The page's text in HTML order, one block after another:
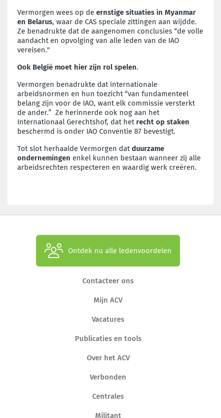
Vermorgen wees op de ernstige situaties in Myanmar
en Belarus, waar de CAS speciale zittingen aan wijdde.
Ze benadrukte dat de aangenomen conclusies “de volle
aandacht en opvolging van alle leden van de IAO
vereisen."
Ook België moet hier zijn rol spelen.
Vermorgen benadrukte dat internationale
arbeidsnormen en hun toezicht “van fundamenteel
belang zijn voor de IAO, want elk commissie versterkt
de ander.” Ze herinnerde ook nog aan het
Internationaal Gerechtshof, dat het recht op staken
beschermd is onder IAO Conventie 87 bevestigt.
Tot slot herhaalde Vermorgen dat duurzame
ondernemingen enkel kunnen bestaan wanneer zij alle
arbeidsrechten respecteren en waardig werk creëren.
Ontdek nu alle ledenvoordelen
Contacteer ons
Mijn ACV
Vacatures
Publicaties en tools
Over het ACV
Verbonden
Centrales
Militant